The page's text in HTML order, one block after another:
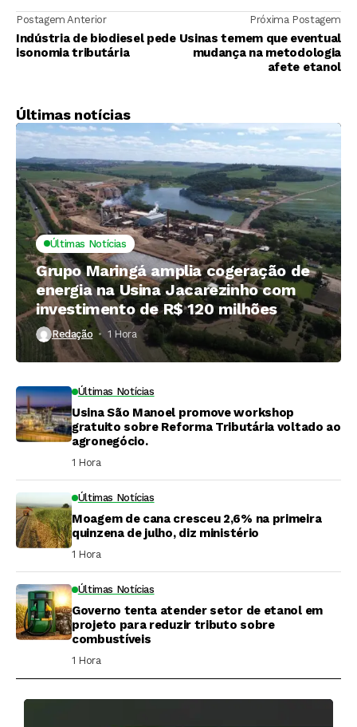
Postagem Anterior
Indústria de biodiesel pede
isonomia tributária
Próxima Postagem
Usinas temem que eventual
mudança na metodologia
afete etanol
Últimas notícias
Últimas Notícias
Grupo Maringá amplia cogeração de
energia na Usina Jacarezinho com
investimento de R$ 120 milhões
Redação 1 Hora ⁮
Últimas Notícias
Usina São Manoel promove workshop
gratuito sobre Reforma Tributária voltado ao
agronegócio.
1 Hora ⁮
Últimas Notícias
Moagem de cana cresceu 2,6% na primeira
quinzena de julho, diz ministério
1 Hora ⁮
Últimas Notícias
Governo tenta atender setor de etanol em
projeto para reduzir tributo sobre
combustíveis
1 Hora ⁮